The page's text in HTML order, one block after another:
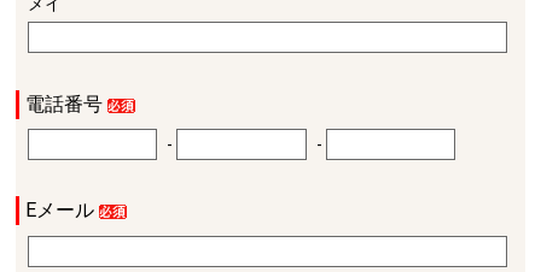
電話番号
- -
Eメール